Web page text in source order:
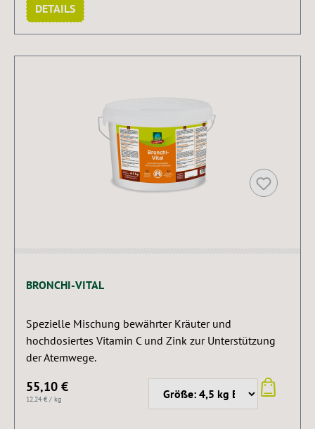
DETAILS
BRONCHI-VITAL
Spezielle Mischung bewährter Kräuter und
hochdosiertes Vitamin C und Zink zur Unterstützung
der Atemwege.
55,10 €
12,24 € / kg